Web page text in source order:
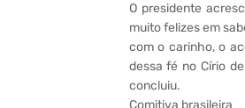
O presidente
muito felizes em
com o carinho, o
dessa fé no Círio
concluiu.
Comitiva brasileira